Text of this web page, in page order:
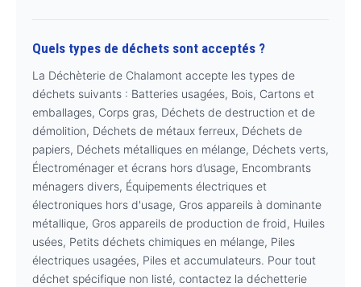
Quels types de déchets sont acceptés ?
La Déchèterie de Chalamont accepte les types de
déchets suivants : Batteries usagées, Bois, Cartons et
emballages, Corps gras, Déchets de destruction et de
démolition, Déchets de métaux ferreux, Déchets de
papiers, Déchets métalliques en mélange, Déchets verts,
Électroménager et écrans hors d’usage, Encombrants
ménagers divers, Équipements électriques et
électroniques hors d'usage, Gros appareils à dominante
métallique, Gros appareils de production de froid, Huiles
usées, Petits déchets chimiques en mélange, Piles
électriques usagées, Piles et accumulateurs. Pour tout
déchet spécifique non listé, contactez la déchetterie